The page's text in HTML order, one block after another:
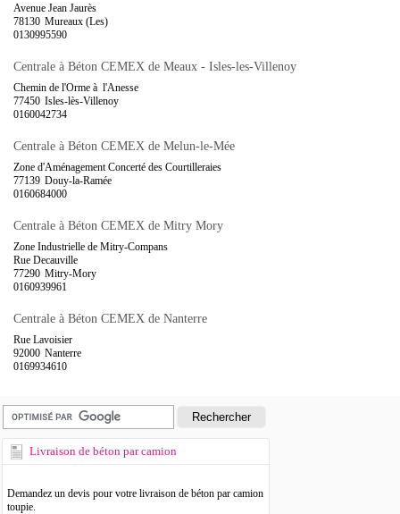
Avenue Jean Jaurès
78130 Mureaux (Les)
0130995590
Centrale à Béton CEMEX de Meaux - Isles-les-Villenoy
Chemin de l'Orme à l'Anesse
77450 Isles-lès-Villenoy
0160042734
Centrale à Béton CEMEX de Melun-le-Mée
Zone d'Aménagement Concerté des Courtilleraies
77139 Douy-la-Ramée
0160684000
Centrale à Béton CEMEX de Mitry Mory
Zone Industrielle de Mitry-Compans
Rue Decauville
77290 Mitry-Mory
0160939961
Centrale à Béton CEMEX de Nanterre
Rue Lavoisier
92000 Nanterre
0169934610
Livraison de béton par camion
Demandez un devis pour votre livraison de béton par camion
toupie.